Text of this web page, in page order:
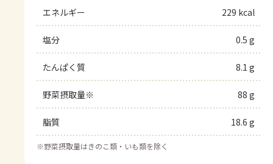
エネルギー 229 kcal
塩分 0.5 g
たんぱく質 8.1 g
野菜摂取量※ 88 g
脂質 18.6 g
※野菜摂取量はきのこ類・いも類を除く